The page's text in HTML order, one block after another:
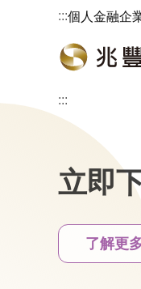
:::個人金融企
:::
立即
了解更